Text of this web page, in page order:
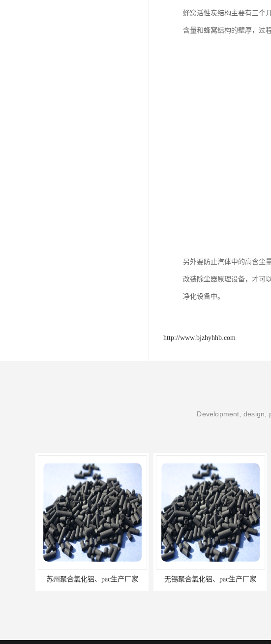
蜂窝活性炭结构主要有三个
含量和蜂窝结构的壁厚，过
另外要防止汽体中的高含尘
改装除尘器原理设备，才可
净化设备中。
http://www.bjzhyhhb.com
Development, design,
苏州聚合氯化铝、pac生产厂家 无锡聚合氯化铝、pac生产厂家